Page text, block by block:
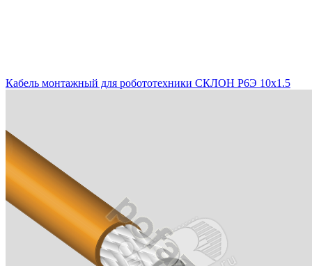
Кабель монтажный для робототехники СКЛОН Р6Э 10х1.5